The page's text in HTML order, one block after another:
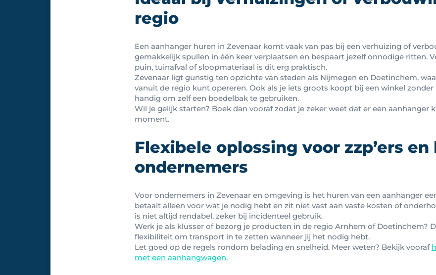
regio
Een aanhanger huren in Zevenaar komt vaak van pas bij een verhuizing of
gemakkelijk spullen in één keer verplaatsen en bespaart jezelf onnodige ritten.
puin, tuinafval of sloopmateriaal is dit erg praktisch.
Zevenaar ligt gunstig ten opzichte van steden als Nijmegen en Doetinchem,
vanuit de regio kunt opereren. Ook als je iets groots koopt bij een winkel
handig om zelf een boedelbak te gebruiken.
Wil je gelijk starten? Boek dan vooraf zodat je zeker weet dat er een aanhanger
moment.
Flexibele oplossing voor zzp’ers
ondernemers
Voor ondernemers in Zevenaar en omgeving is het huren van een aanhanger
betaalt alleen voor wat je nodig hebt en zit niet vast aan vaste kosten of
is niet altijd rendabel, zeker bij incidenteel gebruik.
Werk je als klusser of bezorg je producten in de regio Arnhem of Doetinchem?
flexibiliteit om transport in te zetten wanneer jij het nodig hebt.
Let goed op de regels rondom belading en snelheid. Meer weten? Bekijk vooraf
met een aanhangwagen.